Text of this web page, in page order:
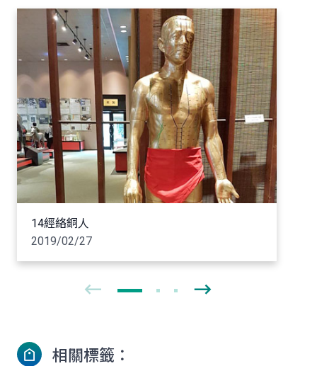
14經絡銅人
2019/02/27
相關標籤：